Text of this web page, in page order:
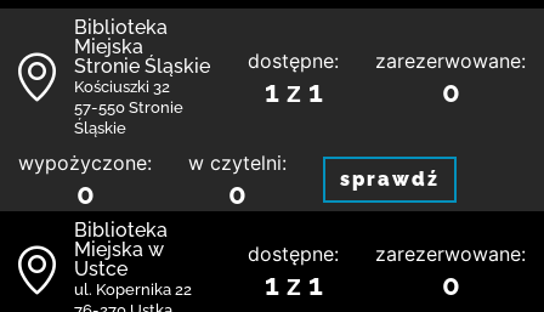
Biblioteka
Miejska
Stronie Śląskie
Kościuszki 32
57-550 Stronie
Śląskie
dostępne:
1 z 1
zarezerwowane:
0
wypożyczone:
0
w czytelni:
0 sprawdź
Biblioteka
Miejska w
Ustce
ul. Kopernika 22
dostępne:
1 z 1
zarezerwowane:
0